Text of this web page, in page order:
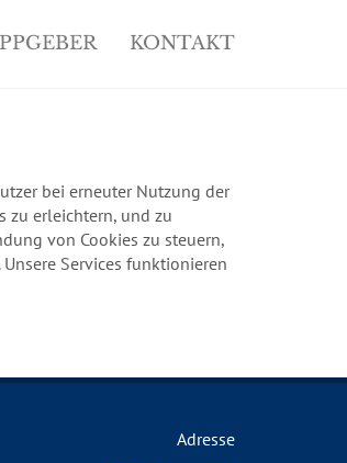
KONTAKT
bei erneuter Nutzung der
zu erleichtern, und zu
von Cookies zu steuern,
Services funktionieren
Adresse